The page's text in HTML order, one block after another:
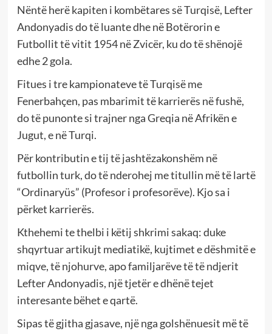
Nëntë herë kapiten i kombëtares së Turqisë, Lefter
Andonyadis do të luante dhe në Botërorin e
Futbollit të vitit 1954 në Zvicër, ku do të shënojë
edhe 2 gola.
Fitues i tre kampionateve të Turqisë me
Fenerbahçen, pas mbarimit të karrierës në fushë,
do të punonte si trajner nga Greqia në Afrikën e
Jugut, e në Turqi.
Për kontributin e tij të jashtëzakonshëm në
futbollin turk, do të nderohej me titullin më të lartë
“Ordinaryüs” (Profesor i profesorëve). Kjo sa i
përket karrierës.
Kthehemi te thelbi i këtij shkrimi sakaq: duke
shqyrtuar artikujt mediatikë, kujtimet e dëshmitë e
miqve, të njohurve, apo familjarëve të të ndjerit
Lefter Andonyadis, një tjetër e dhënë tejet
interesante bëhet e qartë.
Sipas të gjitha gjasave, një nga golshënuesit më të